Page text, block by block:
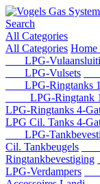
Search
All Categories
All Categories Home
LPG-
LPG-Vulsets
LPG-Ringtanks
LPG-Ringtank 1-
LPG-Ringtanks 4-
LPG Cil. Tanks 4-
LPG-
Cil. Tankbeugels
Ringtankbevestiging
LPG-Verdampers